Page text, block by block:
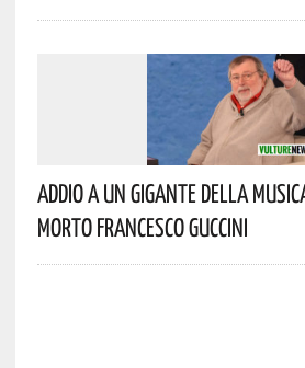
Addio A Un Gigante Della
Morto Francesco Guccini